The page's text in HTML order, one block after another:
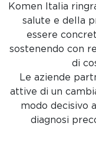
Komen Italia
salute e della
essere
sostenendo con
di
Le aziende
attive di un
modo decisivo
diagnosi